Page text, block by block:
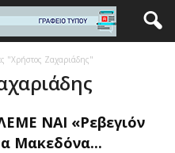
"Χρήστος Ζαχαριάδης"
ΝΑΙ «Ρεβεγιόν
Μακεδόνα...